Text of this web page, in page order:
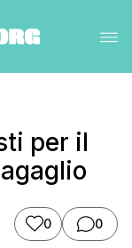
per il
0 0